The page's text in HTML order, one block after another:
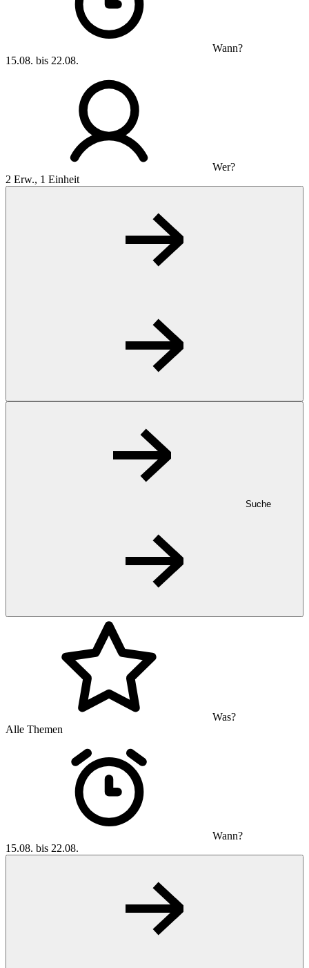
Wann?
15.08. bis 22.08.
Wer?
2 Erw., 1 Einheit
Suche
Was?
Alle Themen
Wann?
15.08. bis 22.08.